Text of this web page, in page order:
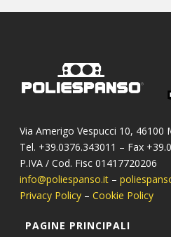
Via Amerigo Vespucci 10, 46100
Tel. +39.0376.343011 – Fax
P.IVA / Cod. Fisc 01417720206
info@poliespanso.it –
Privacy Policy –Cookie Policy
PAGINE PRINCIPALI